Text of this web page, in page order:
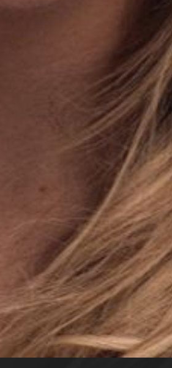
durch die Oper
19 Aug. 2026